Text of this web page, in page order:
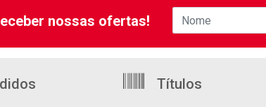
nossas ofertas!
Títulos